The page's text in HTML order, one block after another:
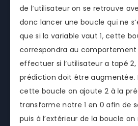
de l’utilisateur on se retrouve
donc lancer une boucle qui ne
que si la variable vaut 1, cette
correspondra au comportement
effectuer si l’utilisateur a tapé 2,
prédiction doit être augmentée.
cette boucle on ajoute 2 à la
transforme notre 1 en 0 afin de
puis à l’extérieur de la boucle on